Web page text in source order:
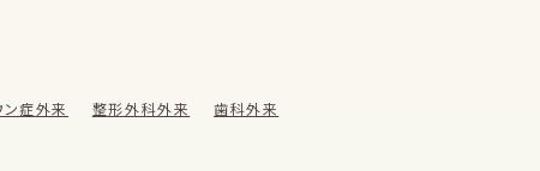
ン症外来 整形外科外来
歯科外来